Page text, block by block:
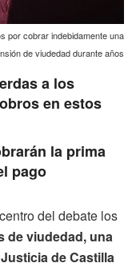
por cobrar indebidamente una
de viudedad durante años
a los
en estos
la prima
pago
del debate los
de viudedad, una
de Castilla